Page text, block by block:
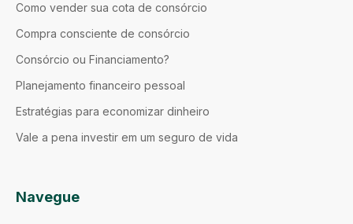
Como vender sua cota de consórcio
Compra consciente de consórcio
Consórcio ou Financiamento?
Planejamento financeiro pessoal
Estratégias para economizar dinheiro
Vale a pena investir em um seguro de vida
Navegue